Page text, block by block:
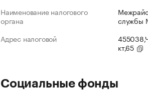
Наименование налогового
органа
службы
Адрес налоговой
кт,65
Социальные фонды